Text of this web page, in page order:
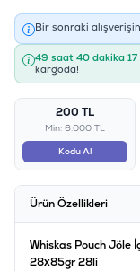
Bir sonraki
49 saat 40 dakika 17
kargoda!
200 TL
Min: 6.000 TL
Kodu Al
Ürün Özellikleri
Whiskas Pouch Jöle
28x85gr 28li